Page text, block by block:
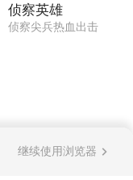
侦察英雄
侦察尖兵热血出击
继续使用浏览器